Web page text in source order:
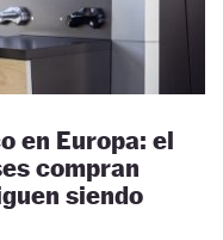
en Europa: el
compran
siendo